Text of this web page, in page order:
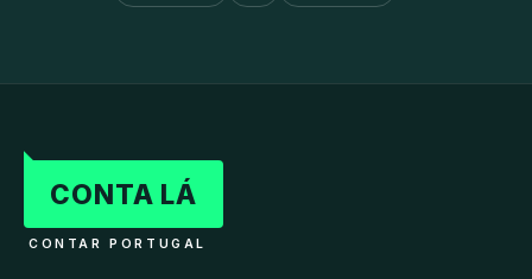
CONTA LÁ
CONTAR PORTUGAL